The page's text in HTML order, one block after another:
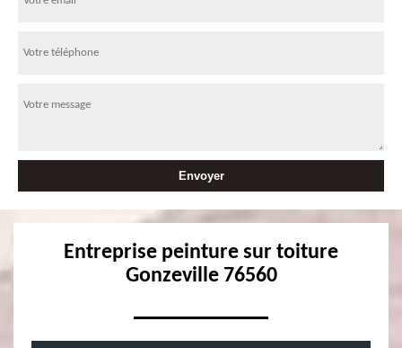
Entreprise peinture sur toiture
Gonzeville 76560